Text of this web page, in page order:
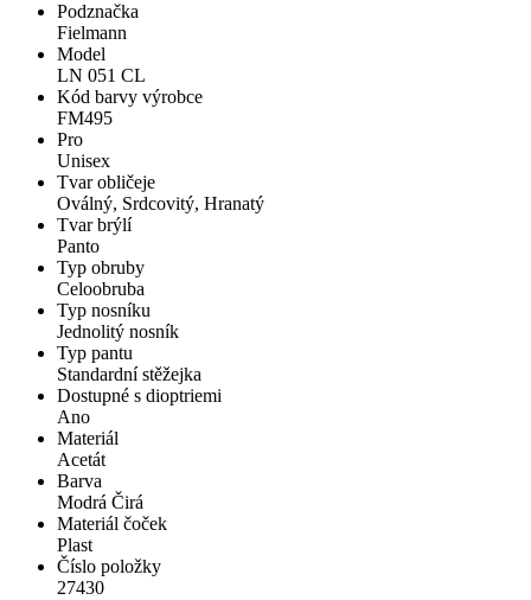
Podznačka
Fielmann
Model
LN 051 CL
Kód barvy výrobce
FM495
Pro
Unisex
Tvar obličeje
Oválný, Srdcovitý, Hranatý
Tvar brýlí
Panto
Typ obruby
Celoobruba
Typ nosníku
Jednolitý nosník
Typ pantu
Standardní stěžejka
Dostupné s dioptriemi
Ano
Materiál
Acetát
Barva
Modrá Čirá
Materiál čoček
Plast
Číslo položky
27430